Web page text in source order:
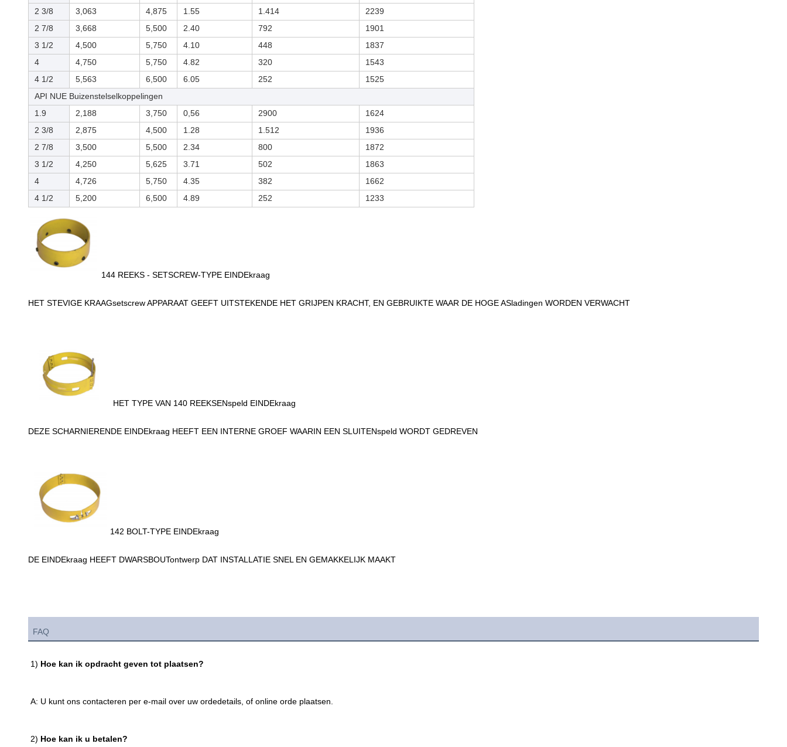
2 3/8
3,063 4,875 1.55 1.414
2239
2 7/8
3,668 5,500 2.40 792
1901
3 1/2
4,500 5,750 4.10 448
1837
4
4,750 5,750 4.82 320
1543
4 1/2
5,563 6,500 6.05 252
1525
API NUE Buizenstelselkoppelingen
1.9
2,188 3,750 0,56 2900
1624
2 3/8
2,875 4,500 1.28 1.512
1936
2 7/8
3,500 5,500 2.34 800
1872
3 1/2
4,250 5,625 3.71 502
1863
4
4,726 5,750 4.35 382
1662
4 1/2
5,200 6,500 4.89 252 1233
144 REEKS - SETSCREW-TYPE EINDEkraag
HET STEVIGE KRAAGsetscrew APPARAAT GEEFT UITSTEKENDE HET GRIJPEN KRACHT, EN GEBRUIKTE WAAR DE HOGE ASladingen WORDEN VERWACHT
HET TYPE VAN 140 REEKSENspeld EINDEkraag
DEZE SCHARNIERENDE EINDEkraag HEEFT EEN INTERNE GROEF WAARIN EEN SLUITENspeld WORDT GEDREVEN
142 BOLT-TYPE EINDEkraag
DE EINDEkraag HEEFT DWARSBOUTontwerp DAT INSTALLATIE SNEL EN GEMAKKELIJK MAAKT
FAQ
1) Hoe kan ik opdracht geven tot plaatsen?
A: U kunt ons contacteren per e-mail over uw ordedetails, of online orde plaatsen.
2) Hoe kan ik u betalen?